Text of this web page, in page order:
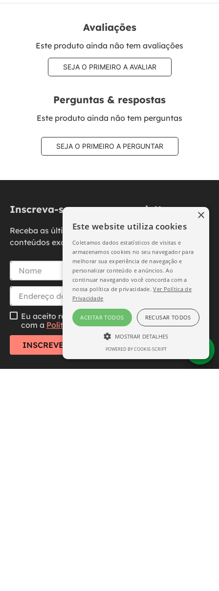
Avaliações
Este produto ainda não tem avaliações
SEJA O PRIMEIRO A AVALIAR
Perguntas & respostas
Este produto ainda não tem perguntas
SEJA O PRIMEIRO A PERGUNTAR
Inscreva-se na nossa newsletter
Receba as últimas novidades, promoções e
conteúdos exclusivos diretamente no seu e-mail.
Eu aceito receber essa newsletter, li e concordo
com a Política de Privacidade
INSCREVER-SE
Este website utiliza cookies
Coletamos dados estatísticos de visitas e
armazenamos cookies no seu navegador para
melhorar sua experiência de navegação e
personalizar conteúdo e anúncios. Ao
continuar navegando você concorda com a
nossa política de privacidade.Ver Política de
Privacidade
ACEITAR TODOS RECUSAR TODOS
MOSTRAR DETALHES
ESTRITAMENTE NECESSÁRIO
POWERED BY COOKIE-SCRIPT
×